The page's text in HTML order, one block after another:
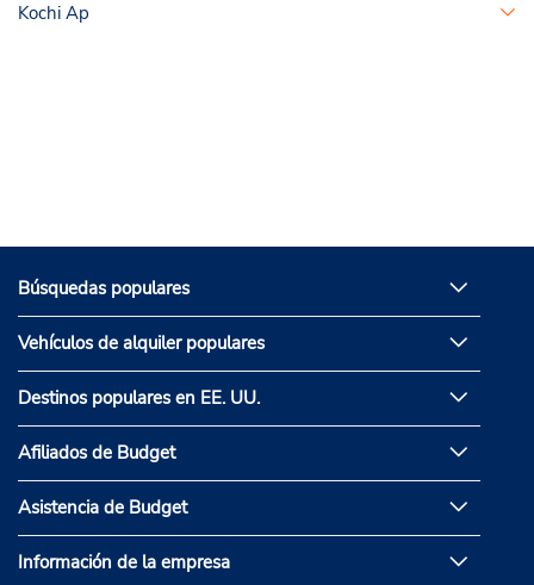
Kochi Ap
Búsquedas populares
Vehículos de alquiler populares
Destinos populares en EE. UU.
Afiliados de Budget
Asistencia de Budget
Información de la empresa